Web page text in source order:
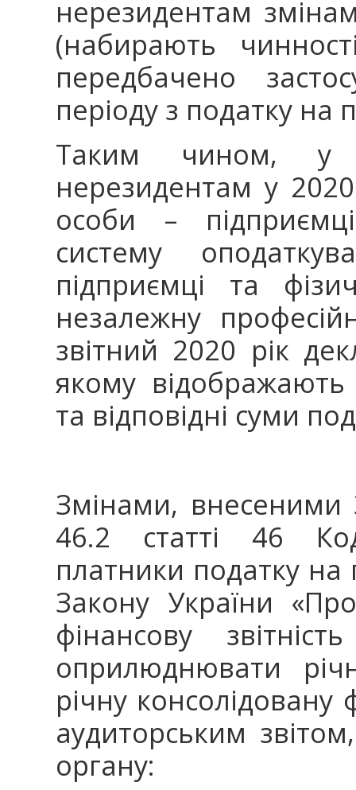
нерезидентам
(набирають
передбачено
періоду з податку на
Таким чином, у
нерезидентам у
особи –
систему
підприємці та
незалежну
звітний 2020 рік
якому відображають
та відповідні суми
Змінами,
46.2 статті 46
платники податку на
Закону України
фінансову
оприлюднювати
річну консолідовану
аудиторським
органу: